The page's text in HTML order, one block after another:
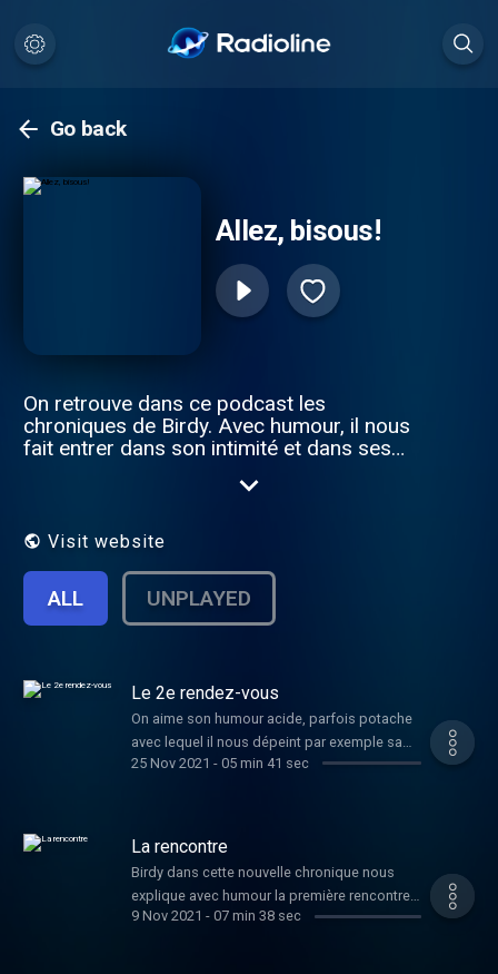
Go back
Allez, bisous!
On retrouve dans ce podcast les
chroniques de Birdy. Avec humour, il nous
fait entrer dans son intimité et dans ses
Visit website
ALL UNPLAYED
Le 2e rendez-vous
On aime son humour acide, parfois potache
avec lequel il nous dépeint par exemple sa
rencontre avec sa compagne ou ici son 2e
on vous laisse écouter. Allez, Bisous!
25 Nov 2021 - 05 min 41 sec
La rencontre
Birdy dans cette nouvelle chronique nous
explique avec humour la première rencontre
avec sa compagne
9 Nov 2021 - 07 min 38 sec